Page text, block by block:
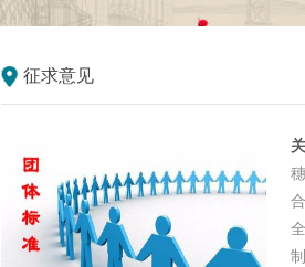
征求意见